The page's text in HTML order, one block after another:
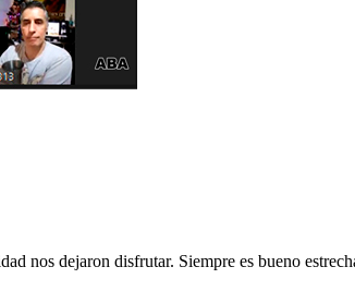
nos dejaron disfrutar. Siempre es bueno